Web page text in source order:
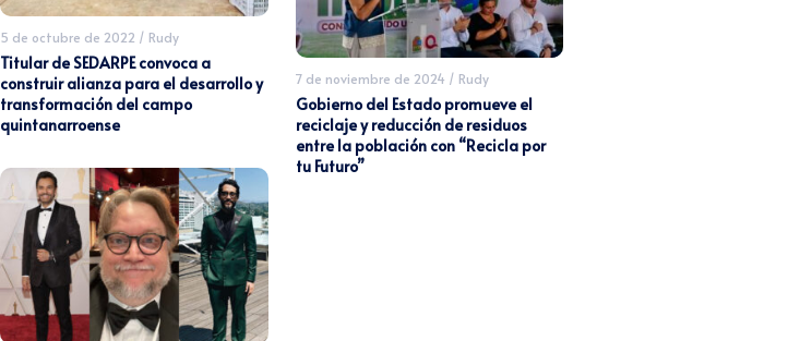
5 de octubre de 2022 / Rudy
Titular de SEDARPE convoca a
construir alianza para el desarrollo y
transformación del campo
quintanarroense
7 de noviembre de 2024 / Rudy
Gobierno del Estado promueve el
reciclaje y reducción de residuos
entre la población con “Recicla por
tu Futuro”